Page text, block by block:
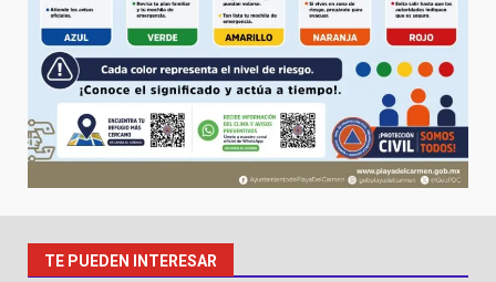
TE PUEDEN INTERESAR